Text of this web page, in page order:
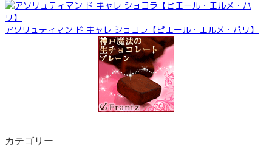
アソリュティマン ド キャレ ショコラ【ピエール・エルメ・パリ】
カテゴリー